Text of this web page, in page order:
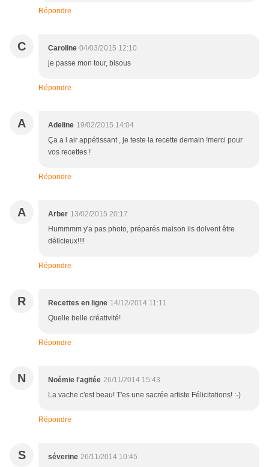
Répondre
C Caroline 04/03/2015 12:10
je passe mon tour, bisous
Répondre
A Adeline 19/02/2015 14:04
Ça a l air appétissant , je teste la recette demain !merci pour
vos recettes !
Répondre
A Arber 13/02/2015 20:17
Hummmm y'a pas photo, préparés maison ils doivent être
délicieux!!!!
Répondre
R Recettes en ligne 14/12/2014 11:11
Quelle belle créativité!
Répondre
N Noémie l'agitée 26/11/2014 15:43
La vache c'est beau! T'es une sacrée artiste Félicitations! :-)
Répondre
S séverine 26/11/2014 10:45